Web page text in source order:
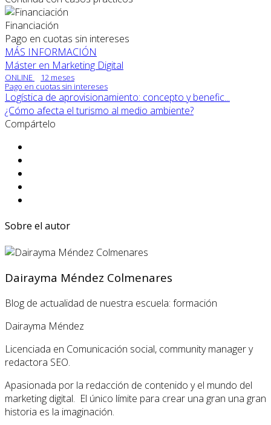
Financiación
Pago en cuotas sin intereses
MÁS INFORMACIÓN
Máster en Marketing Digital
ONLINE
12 meses
Pago en cuotas sin intereses
Logística de aprovisionamiento: concepto y benefic...
¿Cómo afecta el turismo al medio ambiente?
Compártelo
Sobre el autor
Dairayma Méndez Colmenares
Blog de actualidad de nuestra escuela: formación
Dairayma Méndez
Licenciada en Comunicación social, community manager y
redactora SEO.
Apasionada por la redacción de contenido y el mundo del
marketing digital. El único límite para crear una gran una gran
historia es la imaginación.